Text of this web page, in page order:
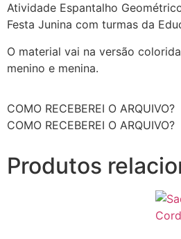
Atividade Espantalho
Festa Junina com turmas da
O material vai na versão
menino e menina.
COMO RECEBEREI O ARQUIVO?
COMO RECEBEREI O ARQUIVO?
Produtos